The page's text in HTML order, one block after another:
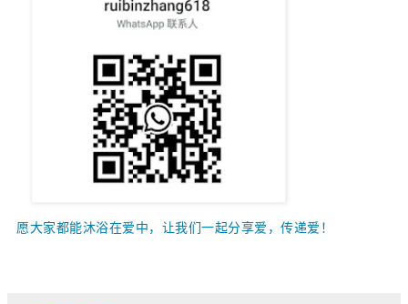
愿大家都能沐浴在爱中，让我们一起分享爱，传递爱！